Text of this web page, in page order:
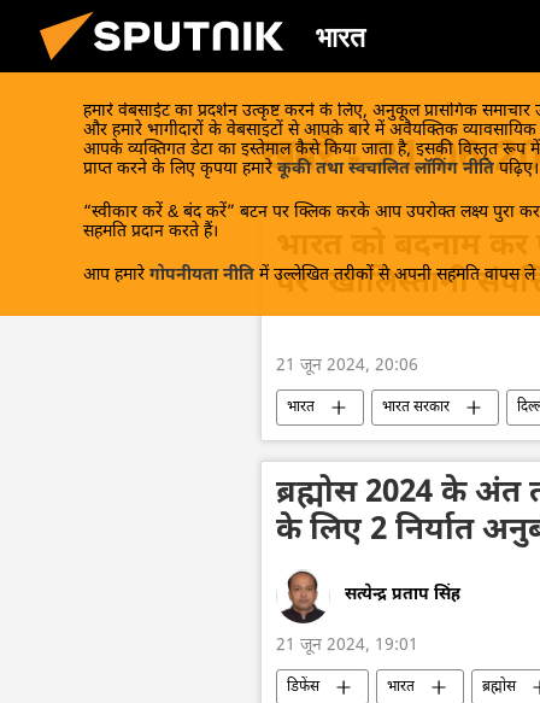
भारत
हमारे वेबसाईट का प्रदर्शन उत्कृष्ट करने के लिए, अनुकूल प्रासंगिक
और हमारे भागीदारों के वेबसाइटों से आपके बारे में अवैयक्तिक
आपके व्यक्तिगत डेटा का इस्तेमाल कैसे किया जाता है, इसकी विस्तृत रूप
प्राप्त करने के लिए कृपया हमारे कूकी तथा स्वचालित लॉगिंग नीति पढ़िए।
“स्वीकार करें & बंद करें” बटन पर क्लिक करके आप उपरोक्त लक्ष्य पुरा
सहमति प्रदान करते हैं।
आप हमारे गोपनीयता नीति में उल्लेखित तरीकों से अपनी सहमति वापस
खबरें -
पर 'खालिस्तानी
21 जून 2024, 20:06
भारत भारत सरकार
अमेरिका
सामूहिक पश्चिम
भारत-कनाडा विवाद
जस्टिन ट्रूडो
ब्रह्मोस 2024 के अंत
के लिए 2 निर्यात
सत्येन्द्र प्रताप सिंह
21 जून 2024, 19:01
डिफेंस भारत ब्रह्मोस